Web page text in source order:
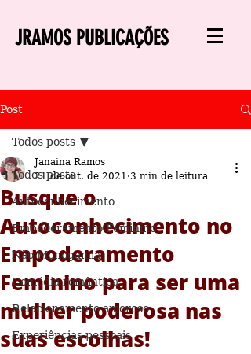
JRAMOS PUBLICAÇÕES
Post
Todos posts
Autoconhecimento
Empoderamento Feminino
Não Monogamia
Comédia romântica
Relacionamento amoroso
Experiências pessoais
Todos posts
Busque o
Autoconhecimento no
Empoderamento
Feminino para ser uma
mulher poderosa nas
suas escolhas!
Janaina Ramos
21 de out. de 2021 3 min de leitura